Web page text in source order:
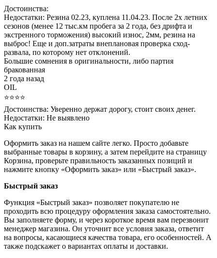
Достоинства:
Недостатки: Резина 02.23, куплена 11.04.23. После 2х летних
сезонов (менее 12 тыс.км пробега за 2 года, без дрифта и
экстренного торможения) высокий износ, 2мм, резина на
выброс! Еще и доп.затраты внеплановая проверка сход-
развала, по которому нет отклонений.
Большие сомнения в оригинальности, либо партия
бракованная
2 года назад
OIL
⭐⭐⭐⭐
Достоинства: Уверенно держат дорогу, стоит своих денег.
Недостатки: Не выявлено
Как купить
Оформить заказ на нашем сайте легко. Просто добавьте
выбранные товары в корзину, а затем перейдите на страницу
Корзина, проверьте правильность заказанных позиций и
нажмите кнопку «Оформить заказ» или «Быстрый заказ».
Быстрый заказ
Функция «Быстрый заказ» позволяет покупателю не
проходить всю процедуру оформления заказа самостоятельно.
Вы заполняете форму, и через короткое время вам перезвонит
менеджер магазина. Он уточнит все условия заказа, ответит
на вопросы, касающиеся качества товара, его особенностей. А
также подскажет о вариантах оплаты и доставки.